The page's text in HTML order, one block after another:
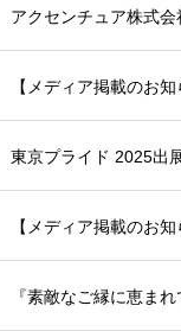
アクセンチュア株式会
【メディア掲載のお
東京プライド 2025出
【メディア掲載のお
『素敵なご縁に恵ま